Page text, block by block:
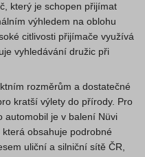
který je schopen přijímat
výhledem na oblohu
citlivosti přijímače využívá
vyhledávání družic při
rozměrům a dostatečné
kratší výlety do přírody. Pro
automobil je v balení Nüvi
obsahuje podrobné
uliční a silniční sítě ČR,